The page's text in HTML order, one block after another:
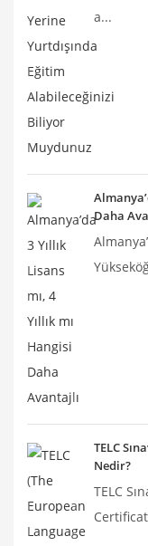
a...
Daha
TELC
Nedir?
TELC